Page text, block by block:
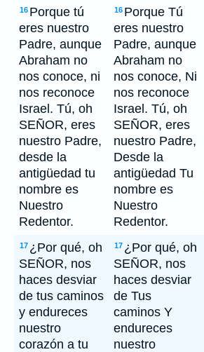
16 Porque tú
eres nuestro
Padre, aunque
Abraham no
nos conoce, ni
nos reconoce
Israel. Tú, oh
SEÑOR, eres
nuestro Padre,
desde la
antigüedad tu
nombre es
Nuestro
Redentor.
16 Porque Tú
eres nuestro
Padre, aunque
Abraham no
nos conoce, Ni
nos reconoce
Israel. Tú, oh
SEÑOR, eres
nuestro Padre,
Desde la
antigüedad Tu
nombre es
Nuestro
Redentor.
17 ¿Por qué, oh
SEÑOR, nos
haces desviar
de tus caminos
y endureces
nuestro
corazón a tu
17 ¿Por qué, oh
SEÑOR, nos
haces desviar
de Tus
caminos Y
endureces
nuestro